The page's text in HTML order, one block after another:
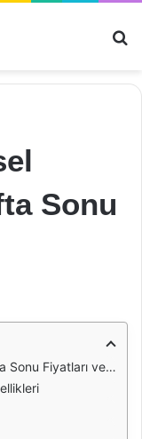
Sonu
Fiyatları ve Deneyim